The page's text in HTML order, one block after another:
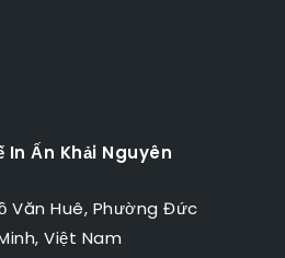
Ấn Khải Nguyên
Văn Huê, Phường Đức
Việt Nam